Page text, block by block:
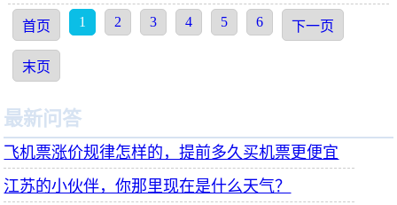
首页 1 2 3 4 5 6 下一页
末页
最新问答
飞机票涨价规律怎样的，提前多久买机票更便宜
江苏的小伙伴，你那里现在是什么天气？